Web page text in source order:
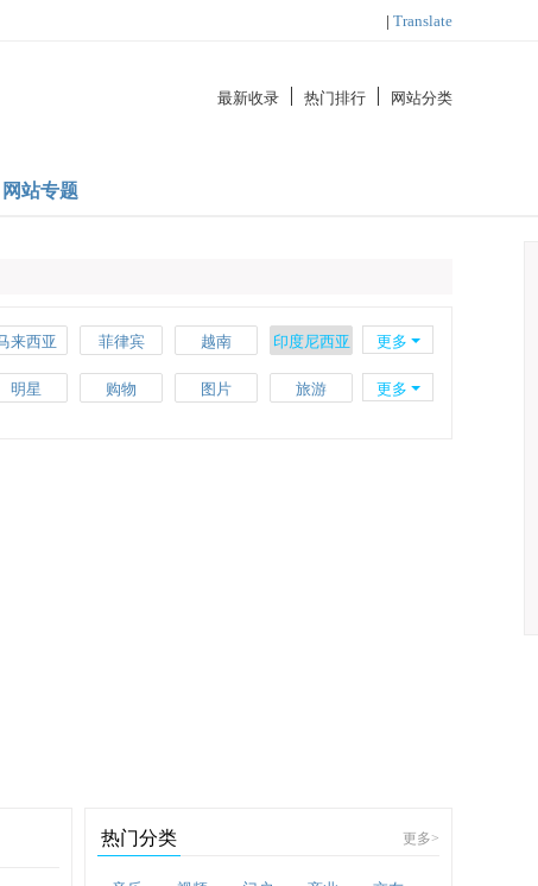
| Translate
最新收录 热门排行 网站分类
网站专题
来西亚 菲律宾 越南 印度尼西亚
瑞士 希腊 丹麦 卢森堡
更多
明星 购物 图片 旅游 更多
热门分类 更多>